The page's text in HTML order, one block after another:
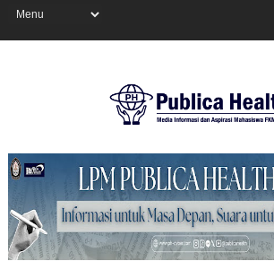
Masukkan iklan disini!